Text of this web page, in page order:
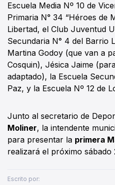
Escuela Media Nº 10 de
Primaria N° 34 “Héroes de
Libertad, el Club Juventud
Secundaria N° 4 del Barrio
Martina Godoy (que van a
Cosquin), Jésica Jaime
adaptado), la Escuela
Paz, y la Escuela Nº 12 de
Junto al secretario de
Moliner, la intendente
para presentar la primera
realizará el próximo sábado
Escrito por: